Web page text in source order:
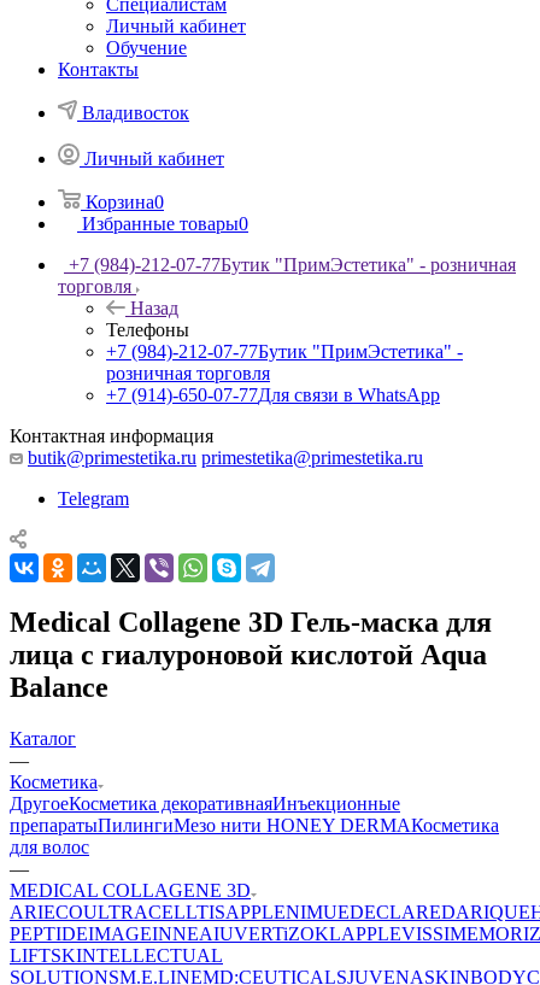
Специалистам
Личный кабинет
Обучение
Контакты
Владивосток
Личный кабинет
Корзина0
Избранные товары0
+7 (984)-212-07-77Бутик "ПримЭстетика" - розничная
торговля
Назад
Телефоны
+7 (984)-212-07-77Бутик "ПримЭстетика" -
розничная торговля
+7 (914)-650-07-77Для связи в WhatsApp
Контактная информация
butik@primestetika.ru primestetika@primestetika.ru
Telegram
Medical Collagene 3D Гель-маска для
лица с гиалуроновой кислотой Aqua
Balance
Каталог
—
Косметика
ДругоеКосметика декоративнаяИнъекционные
препаратыПилингиМезо нити HONEY DERMAКосметика
для волос
—
MEDICAL COLLAGENE 3D
ARIECOULTRACELLTISAPPLENIMUEDECLAREDARIQUE
PEPTIDEIMAGEINNEAIUVERTiZOKLAPPLEVISSIME
LIFTSKINTELLECTUAL
SOLUTIONSM.E.LINEMD:CEUTICALSJUVENASKINBODY